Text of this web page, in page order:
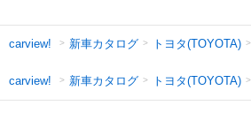
carview! 新車カタログ トヨタ(TOYOTA)
carview! 新車カタログ トヨタ(TOYOTA)